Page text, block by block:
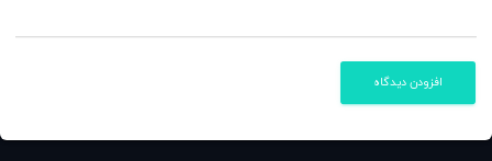
افزودن دیدگاه